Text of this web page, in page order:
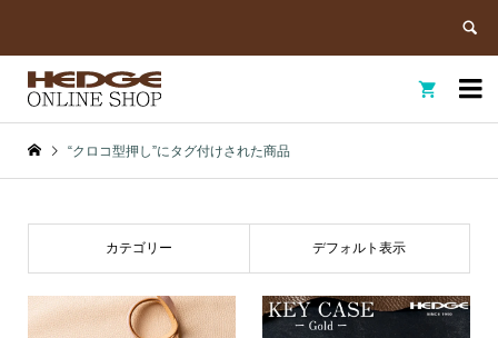


“クロコ型押し”にタグ付けされた商品
カテゴリー デフォルト表示